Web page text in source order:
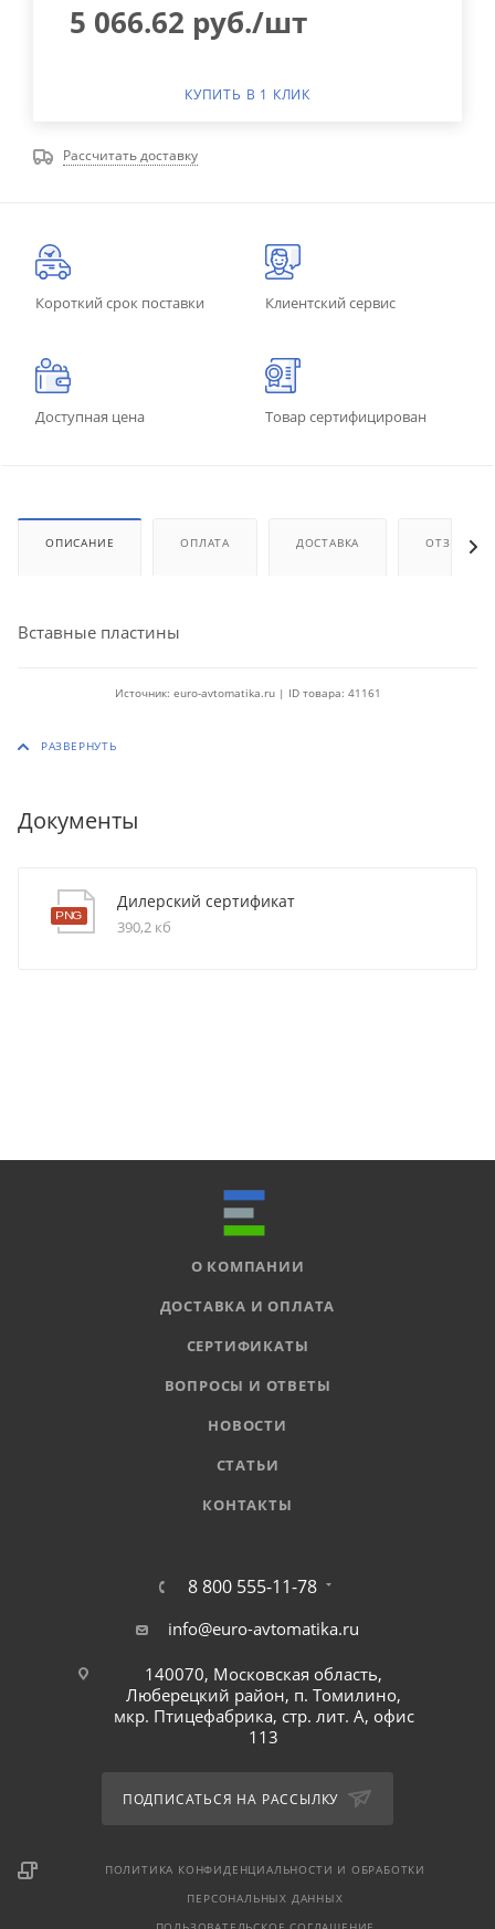
5 066.62 руб./шт
КУПИТЬ В 1 КЛИК
Рассчитать доставку
Короткий срок поставки Клиентский сервис
Доступная цена Товар сертифицирован
ОПИСАНИЕ ОПЛАТА ДОСТАВКА ОТЗЫВЫ
Вставные пластины
Источник: euro-avtomatika.ru | ID товара: 41161
Документы
Дилерский сертификат
390,2 кб
О КОМПАНИИ
ДОСТАВКА И ОПЛАТА
СЕРТИФИКАТЫ
ВОПРОСЫ И ОТВЕТЫ
НОВОСТИ
СТАТЬИ
КОНТАКТЫ
8 800 555-11-78
info@euro-avtomatika.ru
140070, Московская область,
Люберецкий район, п. Томилино,
мкр. Птицефабрика, стр. лит. А, офис
113
ПОДПИСАТЬСЯ НА РАССЫЛКУ
ПОЛИТИКА КОНФИДЕНЦИАЛЬНОСТИ И ОБРАБОТКИ
ПЕРСОНАЛЬНЫХ ДАННЫХ